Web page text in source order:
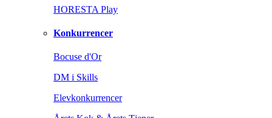
HORESTA Play
Konkurrencer
Bocuse d'Or
DM i Skills
Elevkonkurrencer